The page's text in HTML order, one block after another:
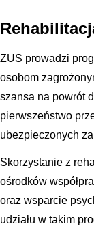
ZUS prowadzi
osobom
szansa na powrót
pierwszeństwo
ubezpieczonych
Skorzystanie z
ośrodków
oraz wsparcie
udziału w takim